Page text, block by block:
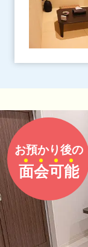
お預かり後の
面会可能